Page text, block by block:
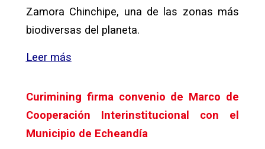
Zamora Chinchipe, una de las zonas más
biodiversas del planeta.
Leer más
Curimining firma convenio de Marco de
Cooperación Interinstitucional con el
Municipio de Echeandía